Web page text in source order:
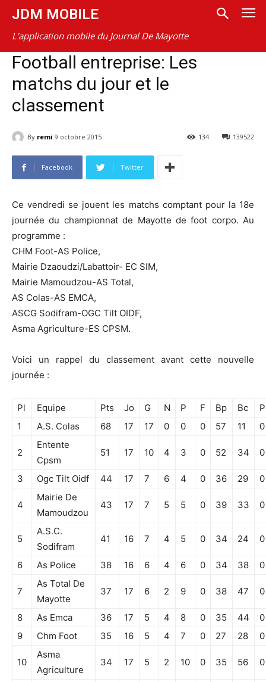
JDM MOBILE
L'application mobile du Journal De Mayotte
Football entreprise: Les
matchs du jour et le
classement
By remi 9 octobre 2015 139522
134
Facebook Twitter
Ce vendredi se jouent les matchs comptant pour la 18e
journée du championnat de Mayotte de foot corpo. Au
programme :
CHM Foot-AS Police,
Mairie Dzaoudzi/Labattoir- EC SIM,
Mairie Mamoudzou-AS Total,
AS Colas-AS EMCA,
ASCG Sodifram-OGC Tilt OIDF,
Asma Agriculture-ES CPSM.
Voici un rappel du classement avant cette nouvelle
journée :
Pl Equipe Pts Jo G N P F Bp Bc
1
A.S. Colas 68 17 17 0 0 0 57 11 0
2
Entente
Cpsm
51 17 10 4 3 0 52 34 0
3 Ogc Tilt Oidf 44 17 7 6 4 0 36 29 0
4
Mairie De
Mamoudzou
43 17 7 5 5 0 39 33 0
5
A.S.C.
Sodifram
41 16 7 4 5 0 34 24 0
6 As Police 38 16 6 4 6 0 34 38 0
7
As Total De
Mayotte
37 17 6 2 9 0 38 47 0
8 As Emca 36 17 5 4 8 0 35 44
0
9
Chm Foot 35 16 5 4 7 0 27 28 0
10
Asma
Agriculture
34 17 5 2 10 0 35 56 0